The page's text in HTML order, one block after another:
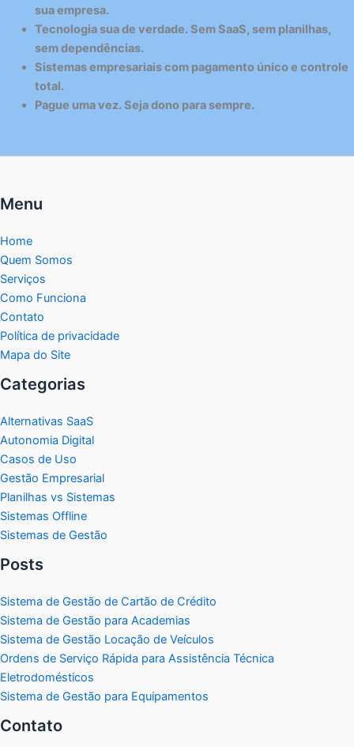
sua empresa.
Tecnologia sua de verdade. Sem SaaS, sem planilhas,
sem dependências.
Sistemas empresariais com pagamento único e controle
total.
Pague uma vez. Seja dono para sempre.
Menu
Home
Quem Somos
Serviços
Como Funciona
Contato
Política de privacidade
Mapa do Site
Categorias
Alternativas SaaS
Autonomia Digital
Casos de Uso
Gestão Empresarial
Planilhas vs Sistemas
Sistemas Offline
Sistemas de Gestão
Posts
Sistema de Gestão de Cartão de Crédito
Sistema de Gestão para Academias
Sistema de Gestão Locação de Veículos
Ordens de Serviço Rápida para Assistência Técnica
Eletrodomésticos
Sistema de Gestão para Equipamentos
Contato